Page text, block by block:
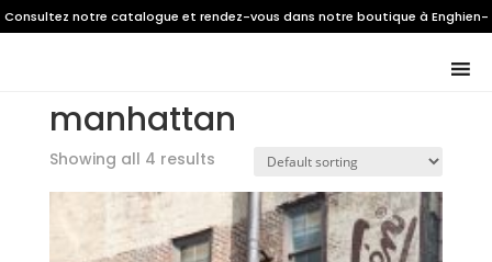
Consultez notre catalogue et rendez-vous dans notre boutique à Enghien-
les-Bains
manhattan
Showing all 4 results